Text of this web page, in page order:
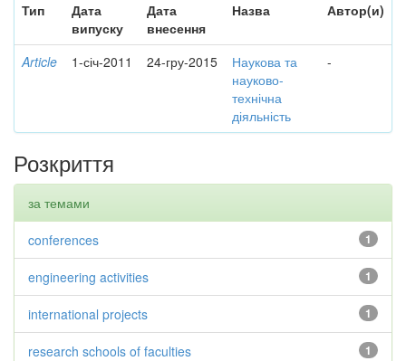
Тип
Дата
випуску
Дата
внесення
Назва Автор(и)
Article 1-січ-2011 24-гру-2015
Наукова та
науково-
технічна
діяльність
-
Розкриття
за темами
1
conferences
1
engineering activities
1
international projects
1
research schools of faculties